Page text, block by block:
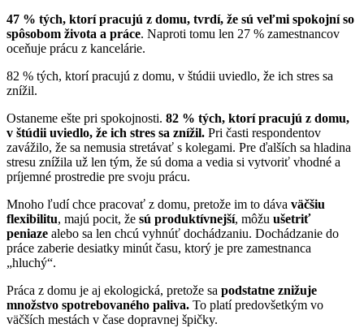
47 % tých, ktorí pracujú z domu, tvrdí, že sú veľmi spokojní so
spôsobom života a práce. Naproti tomu len 27 % zamestnancov
oceňuje prácu z kancelárie.
82 % tých, ktorí pracujú z domu, v štúdii uviedlo, že ich stres sa
znížil.
Ostaneme ešte pri spokojnosti. 82 % tých, ktorí pracujú z domu,
v štúdii uviedlo, že ich stres sa znížil. Pri časti respondentov
zavážilo, že sa nemusia stretávať s kolegami. Pre ďalších sa hladina
stresu znížila už len tým, že sú doma a vedia si vytvoriť vhodné a
príjemné prostredie pre svoju prácu.
Mnoho ľudí chce pracovať z domu, pretože im to dáva väčšiu
flexibilitu, majú pocit, že sú produktívnejší, môžu ušetriť
peniaze alebo sa len chcú vyhnúť dochádzaniu. Dochádzanie do
práce zaberie desiatky minút času, ktorý je pre zamestnanca
„hluchý“.
Práca z domu je aj ekologická, pretože sa podstatne znižuje
množstvo spotrebovaného paliva. To platí predovšetkým vo
väčších mestách v čase dopravnej špičky.